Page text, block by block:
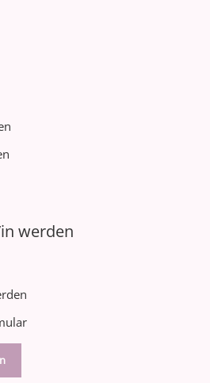
werden